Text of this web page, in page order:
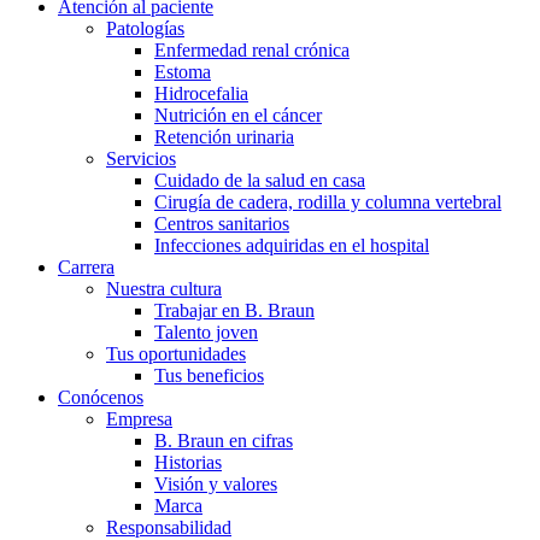
Atención al paciente
Patologías
Enfermedad renal crónica
Estoma
Hidrocefalia
Nutrición en el cáncer
Retención urinaria
Servicios
Cuidado de la salud en casa
Cirugía de cadera, rodilla y columna vertebral
Centros sanitarios
Infecciones adquiridas en el hospital
Carrera
Nuestra cultura
Trabajar en B. Braun
Talento joven
Tus oportunidades
Tus beneficios
Conócenos
Empresa
B. Braun en cifras
Historias
Visión y valores
Marca
Responsabilidad